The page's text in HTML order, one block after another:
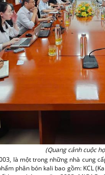
(Quang cảnh cuộc
là một trong những nhà cung
phân bón kali bao gồm: KCL